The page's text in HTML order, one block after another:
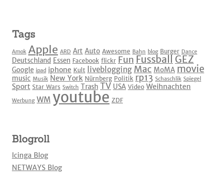
Tags
Amok Apple ARD Art Auto Awesome Bahn blog Burger Dance
Deutschland Essen Facebook flickr Fun Fussball GEZ
Google ipad iphone Kult liveblogging Mac MoMA movie
music Musik New York Nürnberg Politik rp13 Schaschlik Spiegel
Sport Star Wars Switch Trash TV USA Video Weihnachten
Werbung WM youtube ZDF
Blogroll
Icinga Blog
NETWAYS Blog